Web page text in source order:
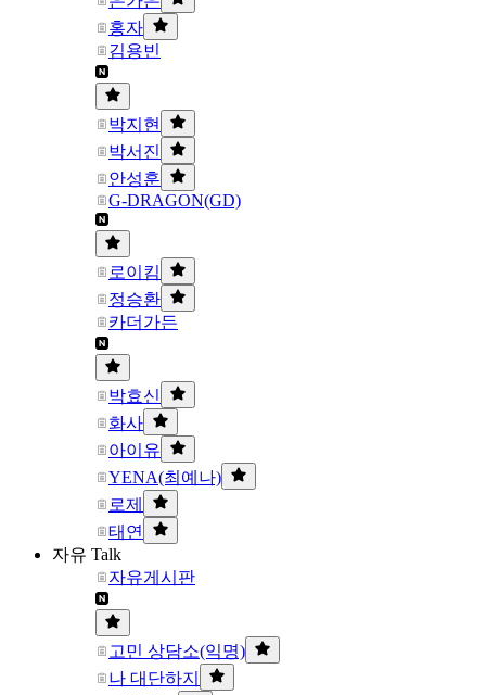
홍자
김용빈
박지현
박서진
안성훈
G-DRAGON(GD)
로이킴
정승환
카더가든
박효신
화사
아이유
YENA(최예나)
로제
태연
자유 Talk
자유게시판
고민 상담소(익명)
나 대단하지